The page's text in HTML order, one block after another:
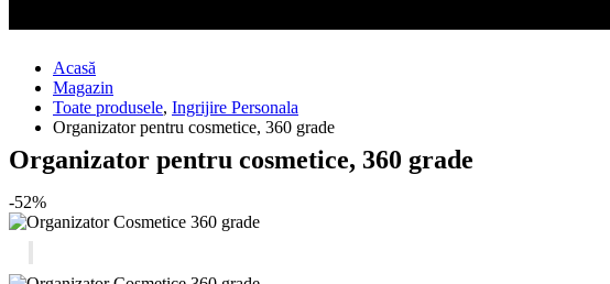
Acasă
Magazin
Toate produsele, Ingrijire Personala
Organizator pentru cosmetice, 360 grade
Organizator pentru cosmetice, 360 grade
-52%